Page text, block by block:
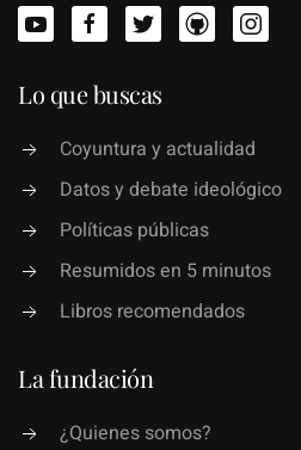
Lo que buscas
Coyuntura y actualidad
Datos y debate ideológico
Políticas públicas
Resumidos en 5 minutos
Libros recomendados
La fundación
¿Quienes somos?